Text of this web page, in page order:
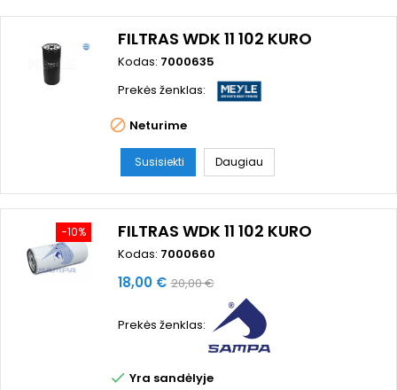
FILTRAS WDK 11 102 KURO
Kodas: 7000635
Prekės ženklas:
 Neturime
Susisiekti Daugiau
−10% FILTRAS WDK 11 102 KURO
Kodas: 7000660
Kaina
18,00 € Bazinė
20,00 €
Prekės ženklas:
 Yra sandėlyje